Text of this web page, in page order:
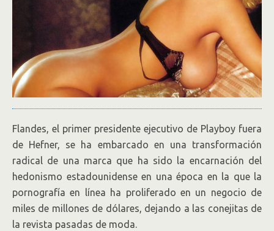
Flandes, el primer presidente ejecutivo de Playboy fuera
de Hefner, se ha embarcado en una transformación
radical de una marca que ha sido la encarnación del
hedonismo estadounidense en una época en la que la
pornografía en línea ha proliferado en un negocio de
miles de millones de dólares, dejando a las conejitas de
la revista pasadas de moda.